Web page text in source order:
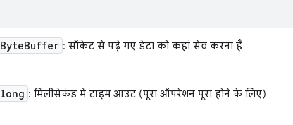
ByteBuffer : सॉकेट से पढ़े गए डेटा को कहां सेव करना है
long : मिलीसेकंड में टाइम आउट (पूरा ऑपरेशन पूरा होने के लिए)